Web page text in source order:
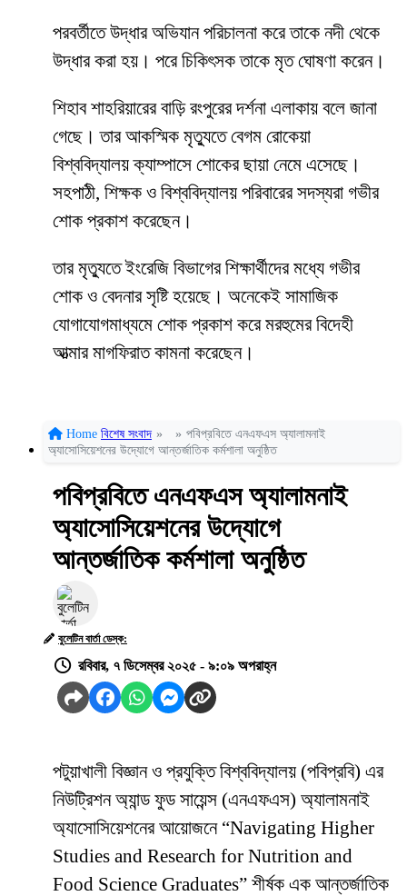
পরবর্তীতে উদ্ধার অভিযান পরিচালনা করে তাকে নদী থেকে
উদ্ধার করা হয়। পরে চিকিৎসক তাকে মৃত ঘোষণা করেন।
শিহাব শাহরিয়ারের বাড়ি রংপুরের দর্শনা এলাকায় বলে জানা
গেছে। তার আকস্মিক মৃত্যুতে বেগম রোকেয়া
বিশ্ববিদ্যালয় ক্যাম্পাসে শোকের ছায়া নেমে এসেছে।
সহপাঠী, শিক্ষক ও বিশ্ববিদ্যালয় পরিবারের সদস্যরা গভীর
শোক প্রকাশ করেছেন।
তার মৃত্যুতে ইংরেজি বিভাগের শিক্ষার্থীদের মধ্যে গভীর
শোক ও বেদনার সৃষ্টি হয়েছে। অনেকেই সামাজিক
যোগাযোগমাধ্যমে শোক প্রকাশ করে মরহুমের বিদেহী
আত্মার মাগফিরাত কামনা করেছেন।
Home বিশেষ সংবাদ » » পবিপ্রবিতে এনএফএস অ্যালামনাই
অ্যাসোসিয়েশনের উদ্যোগে আন্তর্জাতিক কর্মশালা অনুষ্ঠিত
পবিপ্রবিতে এনএফএস অ্যালামনাই
অ্যাসোসিয়েশনের উদ্যোগে
আন্তর্জাতিক কর্মশালা অনুষ্ঠিত
বুলেটিন বার্তা ডেস্ক:
রবিবার, ৭ ডিসেম্বর ২০২৫ - ৯:০৯ অপরাহ্ন
পটুয়াখালী বিজ্ঞান ও প্রযুক্তি বিশ্ববিদ্যালয় (পবিপ্রবি) এর
নিউট্রিশন অ্যান্ড ফুড সায়েন্স (এনএফএস) অ্যালামনাই
অ্যাসোসিয়েশনের আয়োজনে “Navigating Higher
Studies and Research for Nutrition and
Food Science Graduates” শীর্ষক এক আন্তর্জাতিক